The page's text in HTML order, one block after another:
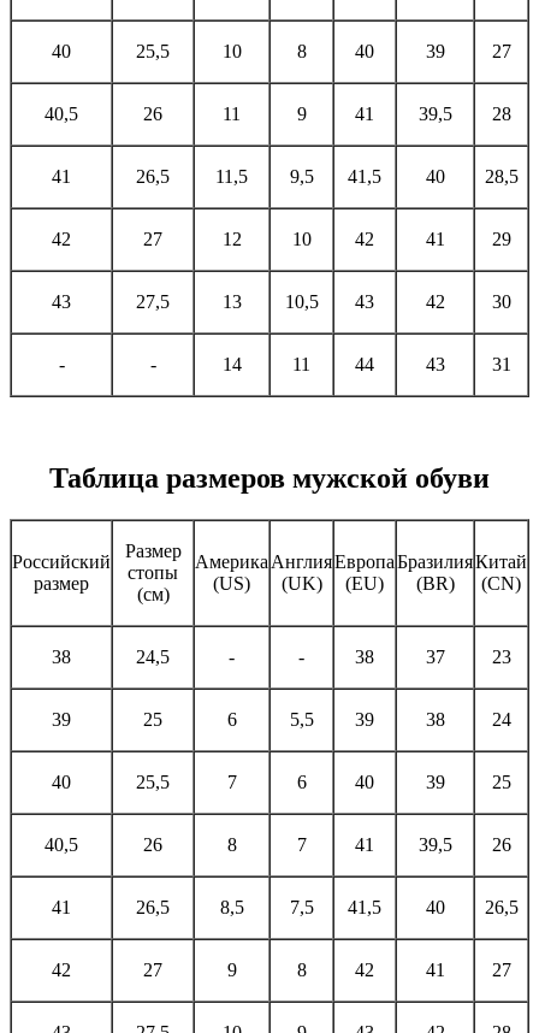
40 25,5 10 8 40 39 27
40,5 26 11 9 41 39,5 28
41 26,5 11,5 9,5 41,5 40 28,5
42 27 12 10 42 41 29
43 27,5 13 10,5 43 42 30
- - 14 11 44 43 31
Таблица размеров мужской обуви
Российский
размер
Размер
стопы
(см)
Америка
(US)
Англия
(UK)
Европа
(EU)
Бразилия
(BR)
Китай
(CN)
38 24,5 - - 38 37 23
39 25 6 5,5 39 38 24
40 25,5 7 6 40 39 25
40,5 26 8 7 41 39,5 26
41 26,5 8,5 7,5 41,5 40 26,5
42 27 9 8 42 41 27